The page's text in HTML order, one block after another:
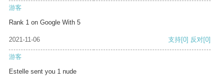
游客
Rank 1 on Google With 5
2021-11-06 支持[0] 反对[0]
游客
Estelle sent you 1 nude